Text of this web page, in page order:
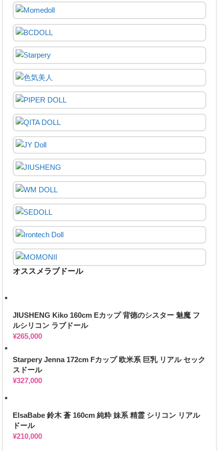
オススメラブドール
JIUSHENG Kiko 160cm Eカップ 背徳のシスター 魅魔 フ
ルシリコン ラブドール
¥265,000
Starpery Jenna 172cm Fカップ 欧米系 巨乳 リアル セック
スドール
¥327,000
ElsaBabe 鈴木 蒼 160cm 純粋 妹系 精霊 シリコン リアル
ドール
¥210,000